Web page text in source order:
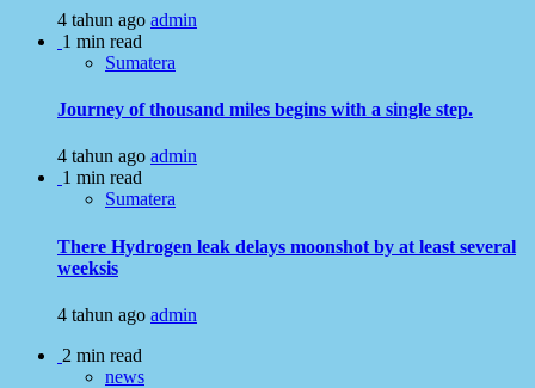
4 tahun ago admin
1 min read
Sumatera
Journey of thousand miles begins with a single step.
4 tahun ago admin
1 min read
Sumatera
There Hydrogen leak delays moonshot by at least several
weeksis
4 tahun ago admin
2 min read
news